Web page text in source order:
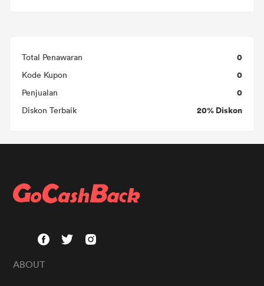
Total Penawaran 0
Kode Kupon 0
Penjualan 0
Diskon Terbaik 20% Diskon
ABOUT